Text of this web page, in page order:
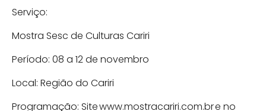
Serviço:
Mostra Sesc de Culturas Cariri
Período: 08 a 12 de novembro
Local: Região do Cariri
Programação: Site www.mostracariri.com.br e no